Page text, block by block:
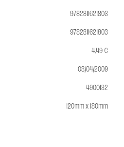
9782811621803
9782811621803
4,49 €
08/04/2009
4900132
120mm x 180mm